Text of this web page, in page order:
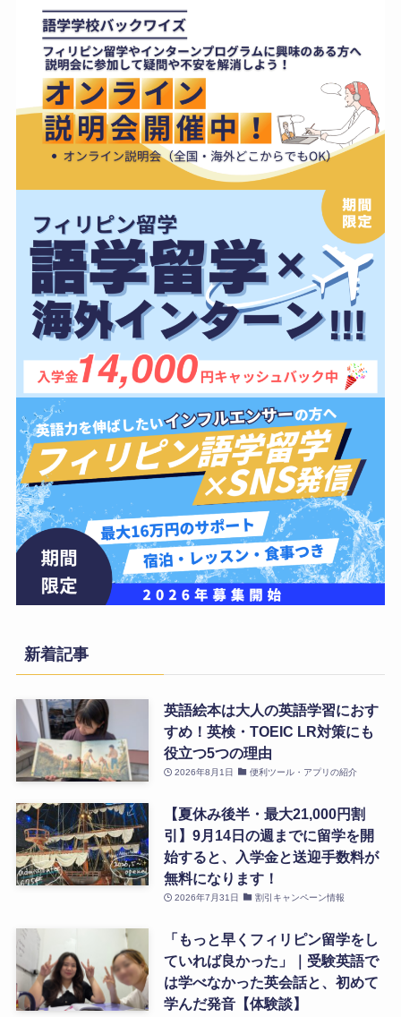
新着記事
英語絵本は大人の英語学習におす
すめ！英検・TOEIC LR対策にも
役立つ5つの理由
2026年8月1日 便利ツール・アプリの紹介
【夏休み後半・最大21,000円割
引】9月14日の週までに留学を開
始すると、入学金と送迎手数料が
無料になります！
2026年7月31日 割引キャンペーン情報
「もっと早くフィリピン留学をし
ていれば良かった」｜受験英語で
は学べなかった英会話と、初めて
学んだ発音【体験談】